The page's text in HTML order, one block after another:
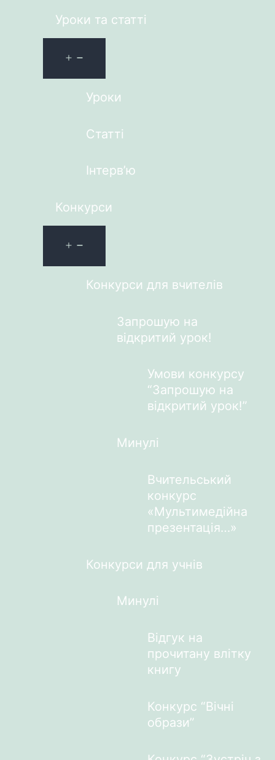
Уроки та статті
Уроки
Статті
Інтерв’ю
Конкурси
Конкурси для вчителів
Запрошую на
відкритий урок!
Умови конкурсу
“Запрошую на
відкритий урок!”
Минулі
Вчительський
конкурс
«Мультимедійна
презентація…»
Конкурси для учнів
Минулі
Відгук на
прочитану влітку
книгу
Конкурс “Вічні
образи”